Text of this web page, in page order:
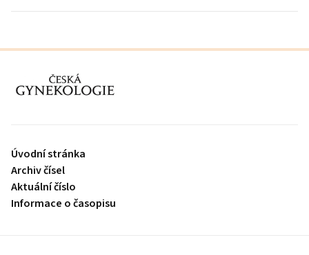
proLékaře.cz
Úvodní stránka
Archiv čísel
Aktuální číslo
Informace o časopisu